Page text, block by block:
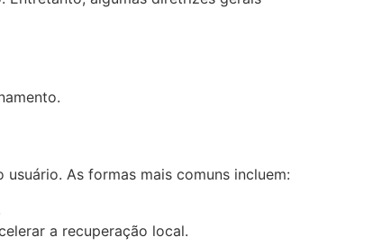
As formas mais comuns incluem:
a recuperação local.